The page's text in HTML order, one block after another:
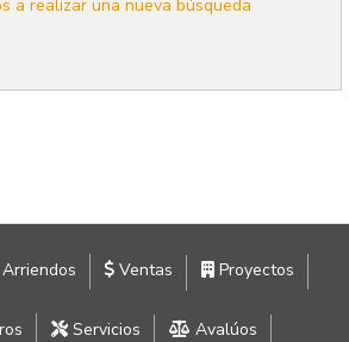
a realizar una nueva búsqueda
Ventas Proyectos
Servicios Avalúos